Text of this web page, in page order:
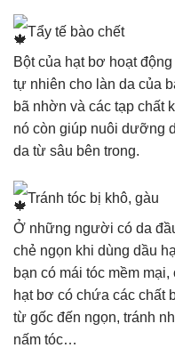
Tẩy tế bào chết
Bột của hạt bơ hoạt
tự nhiên cho làn da của
bã nhờn và các tạp chất
nó còn giúp nuôi dưỡng
da từ sâu bên trong.
Tránh tóc bị khô, gàu
Ở những người có da
chẻ ngọn khi dùng dầu
bạn có mái tóc mềm
hạt bơ có chứa các chất
từ gốc đến ngọn, tránh
nấm tóc…